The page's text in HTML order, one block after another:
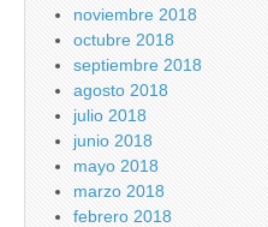
noviembre 2018
octubre 2018
septiembre 2018
agosto 2018
julio 2018
junio 2018
mayo 2018
marzo 2018
febrero 2018